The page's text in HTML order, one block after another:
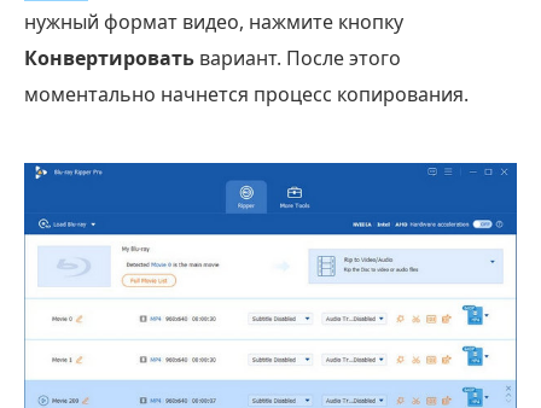
нужный формат видео, нажмите кнопку
Конвертировать вариант. После этого
моментально начнется процесс копирования.